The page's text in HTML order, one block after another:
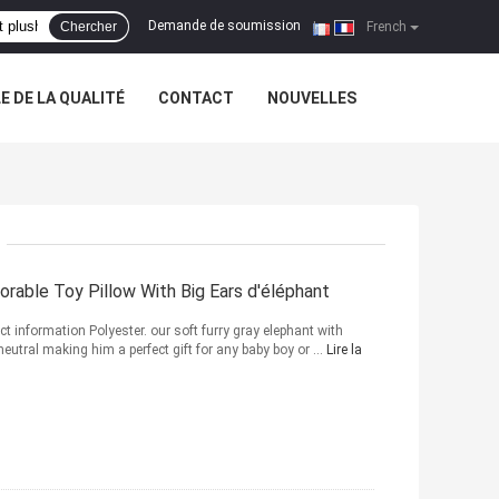
French
Demande de soumission |
Chercher
DE LA QUALITÉ CONTACT NOUVELLES
Toy Pillow With Big Ears d'éléphant
information Polyester. our soft furry gray elephant with
making him a perfect gift for any baby boy or ... Lire la